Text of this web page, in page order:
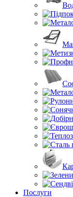
Послуги